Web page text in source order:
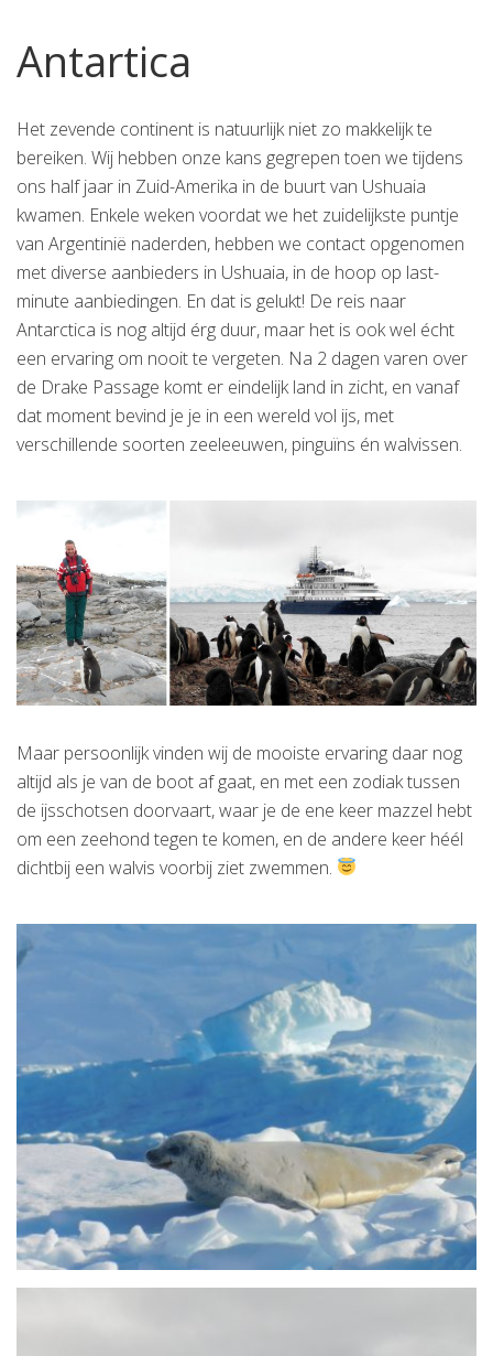
Antartica
Het zevende continent is natuurlijk niet zo makkelijk te
bereiken. Wij hebben onze kans gegrepen toen we tijdens
ons half jaar in Zuid-Amerika in de buurt van Ushuaia
kwamen. Enkele weken voordat we het zuidelijkste puntje
van Argentinië naderden, hebben we contact opgenomen
met diverse aanbieders in Ushuaia, in de hoop op last-
minute aanbiedingen. En dat is gelukt! De reis naar
Antarctica is nog altijd érg duur, maar het is ook wel écht
een ervaring om nooit te vergeten. Na 2 dagen varen over
de Drake Passage komt er eindelijk land in zicht, en vanaf
dat moment bevind je je in een wereld vol ijs, met
verschillende soorten zeeleeuwen, pinguïns én walvissen.
Maar persoonlijk vinden wij de mooiste ervaring daar nog
altijd als je van de boot af gaat, en met een zodiak tussen
de ijsschotsen doorvaart, waar je de ene keer mazzel hebt
om een zeehond tegen te komen, en de andere keer héél
dichtbij een walvis voorbij ziet zwemmen.